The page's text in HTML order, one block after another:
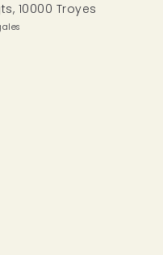
10000 Troyes